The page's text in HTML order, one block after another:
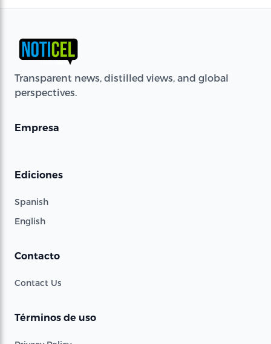
Transparent news, distilled views, and global
perspectives.
Empresa
Ediciones
Spanish
English
Contacto
Contact Us
Términos de uso